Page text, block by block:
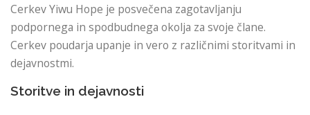
Cerkev Yiwu Hope je posvečena zagotavljanju
podpornega in spodbudnega okolja za svoje člane.
Cerkev poudarja upanje in vero z različnimi storitvami in
dejavnostmi.
Storitve in dejavnosti